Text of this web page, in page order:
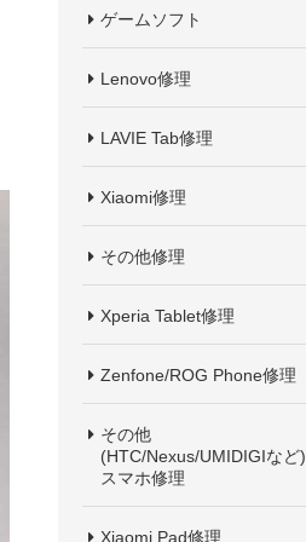
ゲームソフト
Lenovo修理
LAVIE Tab修理
Xiaomi修理
その他修理
Xperia Tablet修理
Zenfone/ROG Phone修理
その他
(HTC/Nexus/UMIDIGIなど)
スマホ修理
Xiaomi Pad修理